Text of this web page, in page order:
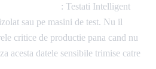
: Testati Intelligent
sau pe masini de test. Nu il
critice de productie pana cand nu
acesta datele sensibile trimise catre